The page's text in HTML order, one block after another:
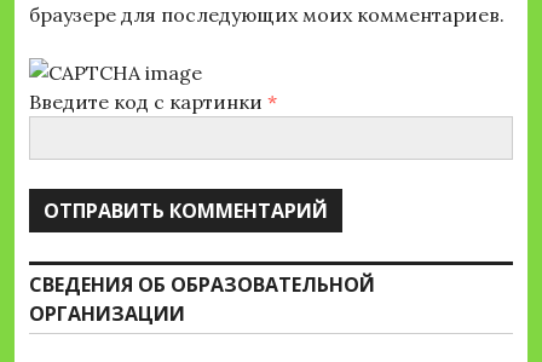
браузере для последующих моих комментариев.
Введите код с картинки *
СВЕДЕНИЯ ОБ ОБРАЗОВАТЕЛЬНОЙ
ОРГАНИЗАЦИИ